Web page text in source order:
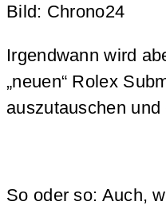
Bild: Chrono24
Irgendwann wird
„neuen“ Rolex
auszutauschen
So oder so: Auch,